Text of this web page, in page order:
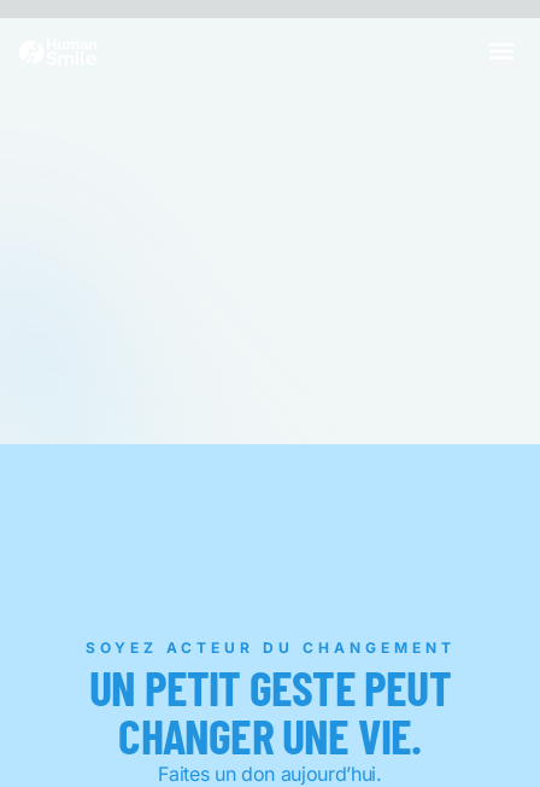
SOYEZ ACTEUR DU CHANGEMENT
UN PETIT GESTE PEUT
CHANGER UNE VIE.
Faites un don aujourd’hui.